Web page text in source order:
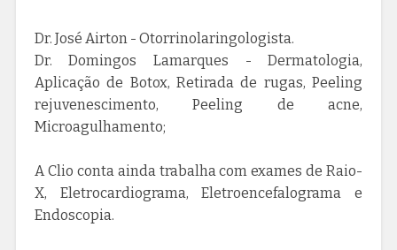
Dr. José Airton - Otorrinolaringologista.
Dr. Domingos Lamarques - Dermatologia,
Aplicação de Botox, Retirada de rugas, Peeling
rejuvenescimento, Peeling de acne,
Microagulhamento;
A Clio conta ainda trabalha com exames de Raio-
X, Eletrocardiograma, Eletroencefalograma e
Endoscopia.